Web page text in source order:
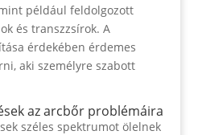
például feldolgozott
és transzzsírok. A
érdekében érdemes
aki személyre szabott
az arcbőr problémáira
széles spektrumot ölelnek